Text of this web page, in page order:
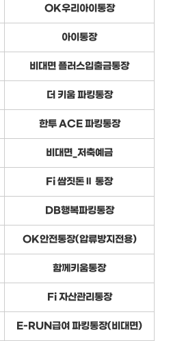
OK우리아이통장
아이통장
비대면 플러스입출금통장
더 키움 파킹통장
한투 ACE 파킹통장
비대면_저축예금
Fi 쌈짓돈Ⅱ 통장
DB행복파킹통장
OK안전통장(압류방지전용)
함께키움통장
Fi 자산관리통장
E-RUN급여 파킹통장(비대면)